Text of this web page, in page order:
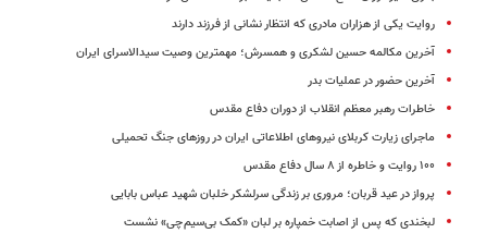
روایت یکی از هزاران مادری که انتظار نشانی از فرزند دارند
آخرین مکالمه حسین لشکری و همسرش؛ مهمترین وصیت سیدالاسرای ایران
آخرین حضور در عملیات بدر
خاطرات رهبر معظم انقلاب از دوران دفاع مقدس‏
ماجرای زیارت کربلای نیروهای اطلاعاتی ایران در روزهای جنگ تحمیلی
۱۰۰ روایت و خاطره از ۸ سال دفاع مقدس
پرواز در عید قربان؛ مروری بر زندگی سرلشکر خلبان شهید عباس بابایی
لبخندی که پس از اصابت خمپاره بر لبان «کمک بی‌سیم چی» نشست